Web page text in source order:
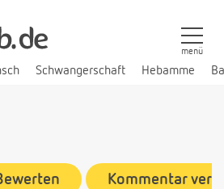
Schwangerschaft Hebamme
menü
Kommentar